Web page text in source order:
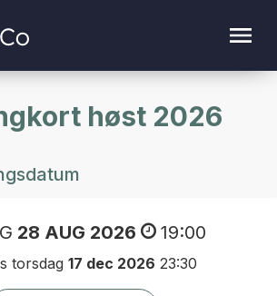
høst 2026
28 AUG 2026 19:00
torsdag 17 dec 2026 23:30